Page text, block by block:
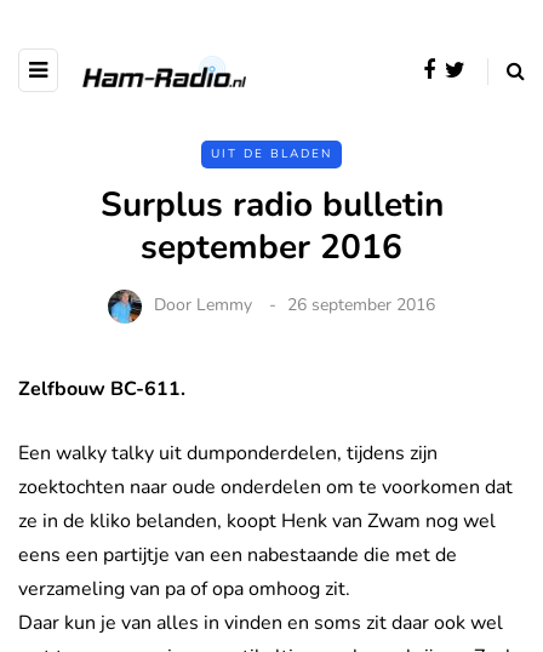
UIT DE BLADEN
Surplus radio bulletin
september 2016
Door Lemmy 26 september 2016
Zelfbouw BC-611.
Een walky talky uit dumponderdelen, tijdens zijn
zoektochten naar oude onderdelen om te voorkomen dat
ze in de kliko belanden, koopt Henk van Zwam nog wel
eens een partijtje van een nabestaande die met de
verzameling van pa of opa omhoog zit.
Daar kun je van alles in vinden en soms zit daar ook wel